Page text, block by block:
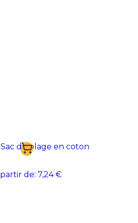
Sac de plage en coton
de: 7,24 €